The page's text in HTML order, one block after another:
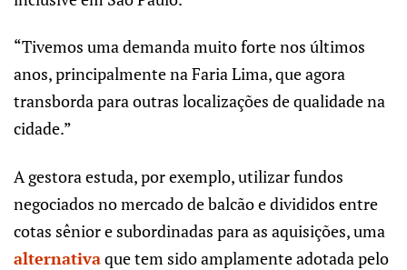
“Tivemos uma demanda muito forte nos últimos
anos, principalmente na Faria Lima, que agora
transborda para outras localizações de qualidade na
cidade.”
A gestora estuda, por exemplo, utilizar fundos
negociados no mercado de balcão e divididos entre
cotas sênior e subordinadas para as aquisições, uma
alternativaque tem sido amplamente adotada pelo